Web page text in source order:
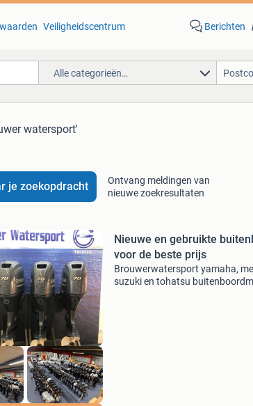
Veiligheidscentrum Berichten
Alle categorieën…
watersport'
je zoekopdracht
Ontvang meldingen van
nieuwe zoekresultaten
Nieuwe en gebruikte
voor de beste prijs
Brouwerwatersport yamaha,
suzuki en tohatsu